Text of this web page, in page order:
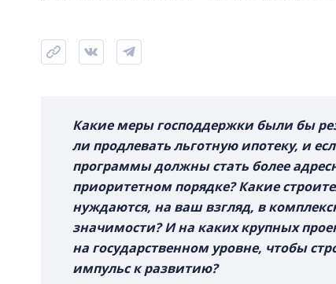
Какие меры господдержки были бы
ли продлевать льготную ипотеку, и
программы должны стать более
приоритетном порядке? Какие
нуждаются, на ваш взгляд, в
значимости? И на каких крупных
на государственном уровне, чтобы
импульс к развитию?